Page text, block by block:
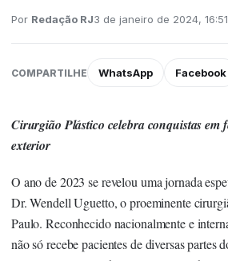
Por Redação RJ3 de janeiro de 2024, 16:51
COMPARTILHE WhatsApp Facebook
Cirurgião Plástico celebra conquistas em
exterior
O ano de 2023 se revelou uma jornada
Dr. Wendell Uguetto, o proeminente
Paulo. Reconhecido nacionalmente e
não só recebe pacientes de diversas partes